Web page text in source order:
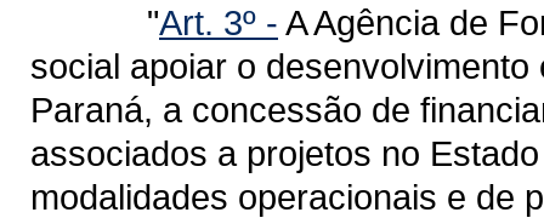
"Art. 3º - A Agência de
social apoiar o
Paraná, a concessão de
associados a projetos no
modalidades operacionais e de